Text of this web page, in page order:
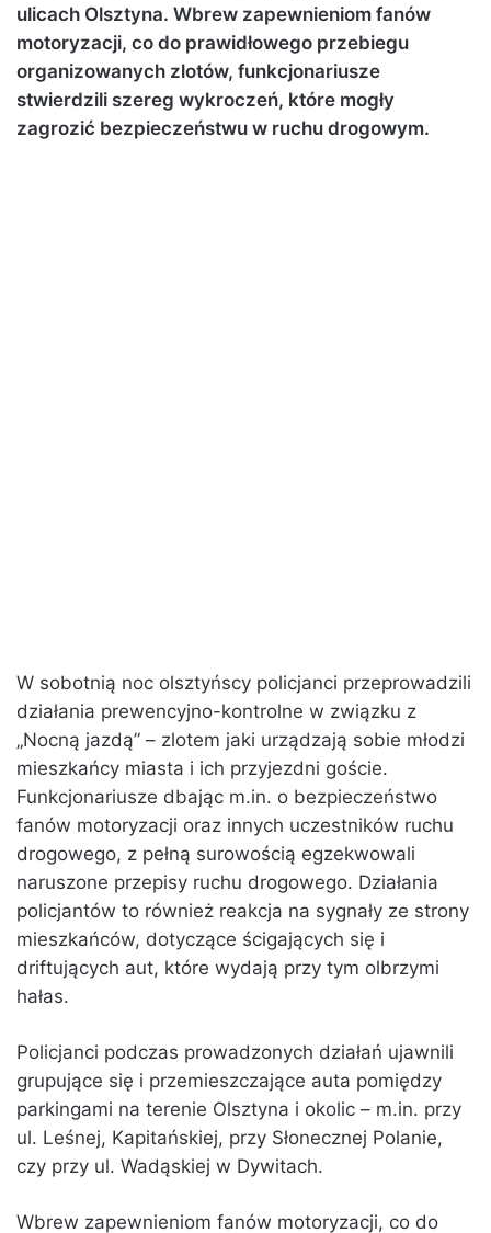
ulicach Olsztyna. Wbrew zapewnieniom fanów
motoryzacji, co do prawidłowego przebiegu
organizowanych zlotów, funkcjonariusze
stwierdzili szereg wykroczeń, które mogły
zagrozić bezpieczeństwu w ruchu drogowym.
W sobotnią noc olsztyńscy policjanci przeprowadzili
działania prewencyjno-kontrolne w związku z
„Nocną jazdą” – zlotem jaki urządzają sobie młodzi
mieszkańcy miasta i ich przyjezdni goście.
Funkcjonariusze dbając m.in. o bezpieczeństwo
fanów motoryzacji oraz innych uczestników ruchu
drogowego, z pełną surowością egzekwowali
naruszone przepisy ruchu drogowego. Działania
policjantów to również reakcja na sygnały ze strony
mieszkańców, dotyczące ścigających się i
driftujących aut, które wydają przy tym olbrzymi
hałas.
Policjanci podczas prowadzonych działań ujawnili
grupujące się i przemieszczające auta pomiędzy
parkingami na terenie Olsztyna i okolic – m.in. przy
ul. Leśnej, Kapitańskiej, przy Słonecznej Polanie,
czy przy ul. Wadąskiej w Dywitach.
Wbrew zapewnieniom fanów motoryzacji, co do